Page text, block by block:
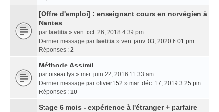
[Offre d'emploi] : enseignant cours en norvégien à
Nantes
par laetitia » ven. oct. 26, 2018 4:39 pm
Dernier message par laetitia » ven. janv. 03, 2020 6:01 pm
Réponses : 2
Méthode Assimil
par oiseaulys » mer. juin 22, 2016 11:33 am
Dernier message par olivier152 » mar. déc. 17, 2019 3:25 pm
Réponses : 10
Stage 6 mois - expérience à l'étranger + parfaire